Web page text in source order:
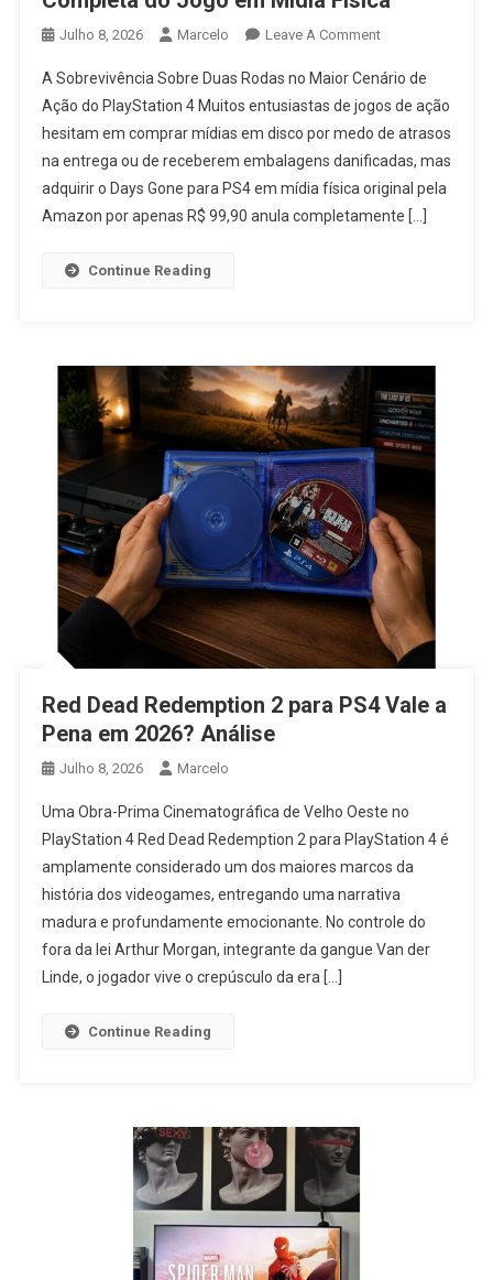
Julho 8, 2026 Marcelo Leave A CommentOn
Gone
PS4
Vale
A
Pena?
Análise
Física
A Sobrevivência Sobre Duas Rodas no Maior Cenário de
Ação do PlayStation 4 Muitos entusiastas de jogos de ação
hesitam em comprar mídias em disco por medo de atrasos
na entrega ou de receberem embalagens danificadas, mas
adquirir o Days Gone para PS4 em mídia física original pela
Amazon por apenas R$ 99,90 anula completamente […]
Continue Reading
Red Dead Redemption 2 para PS4 Vale a
Pena em 2026? Análise
Julho 8, 2026 Marcelo
Uma Obra-Prima Cinematográfica de Velho Oeste no
PlayStation 4 Red Dead Redemption 2 para PlayStation 4 é
amplamente considerado um dos maiores marcos da
história dos videogames, entregando uma narrativa
madura e profundamente emocionante. No controle do
fora da lei Arthur Morgan, integrante da gangue Van der
Linde, o jogador vive o crepúsculo da era […]
Continue Reading